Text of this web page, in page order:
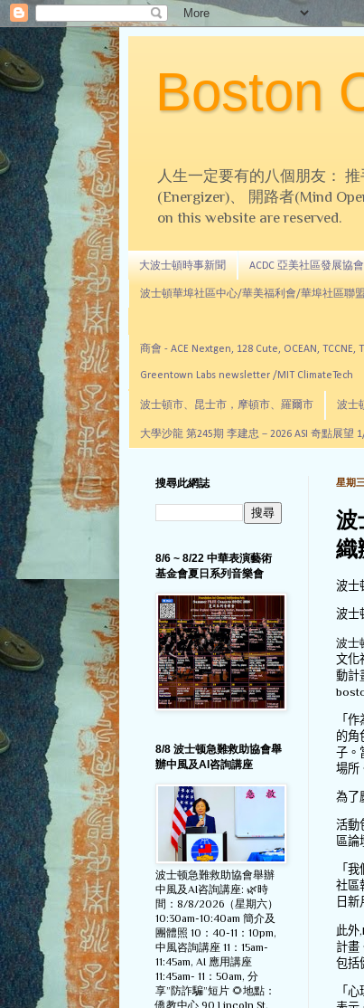
Boston
人生一定要有的八個朋友：
(Energizer)、 開路者(Mind
on this website are reserved.
大波士頓時事新聞 ACDC 亞美社區發展協會
波士頓華埠社區中心/華美福利會/華埠社區聯
商會 - ACE Nextgen, 128 Cute, OCEAN,
Greentown Labs newsletter /MIT ClimateTech
波士頓市、昆士市，摩頓市、羅爾市 波士
大學沙龍 第245期 李建忠－2026 ASI 奇點展望
星期
波
織
波士
波士
波士
文化
動計
「
的角
子。
場所
為了
活動
區論
「
社區
日
此外
計畫
包括
「
搜尋此網誌
8/6 ~ 8/22 中華表演藝術
基金會夏日系列音樂會
8/8 波士顿急難救助協會舉
辦中風及AI咨詢講座
波士顿急難救助協會舉辦
中風及AI咨詢講座: 🌿時
間：8/8/2026（星期六）
10:30am-10:40am 簡介及
團體照 10：40-11：10pm,
中風咨詢講座 11：15am-
11:45am, AI 應用講座
11:45am- 11：50am, 分
享”防詐騙”短片 🌻地點：
僑教中心 90 Lincoln St.